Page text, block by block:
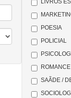
LIVROS
POESIA
POLICIAL
ROMANCE
SAÃDE /